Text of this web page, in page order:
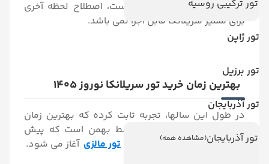
تور ترکیبی روسیه
تور ژاپن
تور برزیل
تور آذربایجان
تور آذربایجان(مشاهده همه)
اینکه نیاز به دریافت ویزا هست، اصطلاح لحظه آخری
برای مسیر سریلانکا قابل اجرا نمی باشد.
بهترین زمان خرید تور سریلانکا نوروز 1405
در طول این سالها، تجربه ثابت کرده که بهترین زمان
خرید تورهای نوروزی، از اواسط بهمن است که پیش
فروش تورهای نوروزی از جمله
تور مالزی آغاز می شود.